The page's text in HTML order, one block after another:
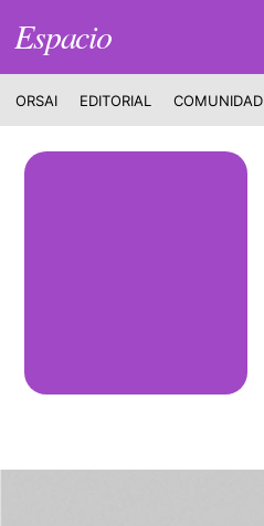
Espacio
ORSAI EDITORIAL COMUNIDAD